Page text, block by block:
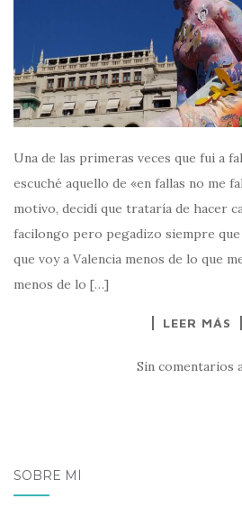
Una de las primeras veces que fui a
escuché aquello de «en fallas no me
motivo, decidí que trataría de hacer
facilongo pero pegadizo siempre
que voy a Valencia menos de lo que
menos de lo […]
LEER MÁS
Sin comentarios
SOBRE MÍ